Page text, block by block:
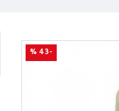
-43 %